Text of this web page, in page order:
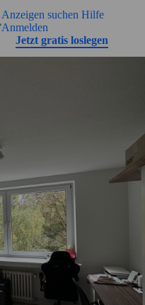
Anzeigen suchen Hilfe
Anmelden
Jetzt gratis loslegen